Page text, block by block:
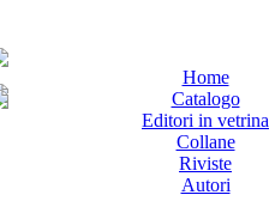
Home
Catalogo
Editori in vetrina
Collane
Riviste
Autori